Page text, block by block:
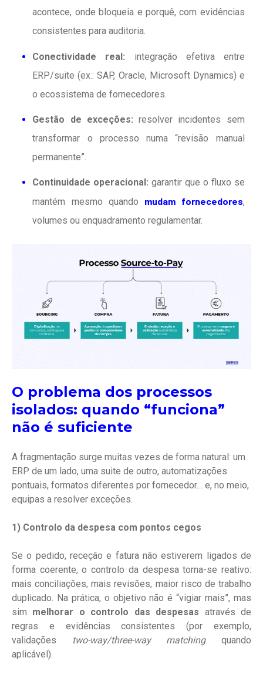
acontece, onde bloqueia e porquê, com evidências
consistentes para auditoria.
Conectividade real: integração efetiva entre
ERP/suite (ex.: SAP, Oracle, Microsoft Dynamics) e
o ecossistema de fornecedores.
Gestão de exceções: resolver incidentes sem
transformar o processo numa “revisão manual
permanente”.
Continuidade operacional: garantir que o fluxo se
mantém mesmo quando mudam fornecedores,
volumes ou enquadramento regulamentar.
O problema dos processos
isolados: quando “funciona”
não é suficiente
A fragmentação surge muitas vezes de forma natural: um
ERP de um lado, uma suite de outro, automatizações
pontuais, formatos diferentes por fornecedor… e, no meio,
equipas a resolver exceções.
1) Controlo da despesa com pontos cegos
Se o pedido, receção e fatura não estiverem ligados de
forma coerente, o controlo da despesa torna-se reativo:
mais conciliações, mais revisões, maior risco de trabalho
duplicado. Na prática, o objetivo não é “vigiar mais”, mas
sim melhorar o controlo das despesas através de
regras e evidências consistentes (por exemplo,
validações
two-way/three-way matchingquando
aplicável).